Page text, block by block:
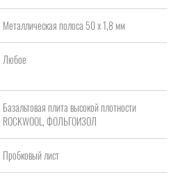
Металлическая полоса 50 х 1,8 мм
Любое
Базальтовая плита высокой плотности
ROCKWOOL, ФОЛЬГОИЗОЛ
Пробковый лист